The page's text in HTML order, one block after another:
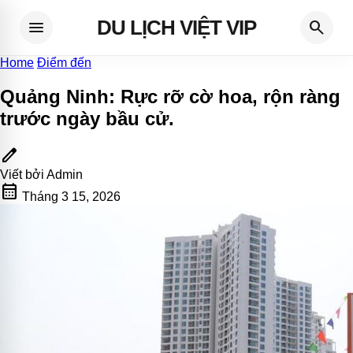
menu DU LỊCH VIỆT VIP search
Home Điểm đến
Quảng Ninh: Rực rỡ cờ hoa, rộn ràng
trước ngày bầu cử.
edit
Viết bởi Admin
calendar_month Tháng 3 15, 2026